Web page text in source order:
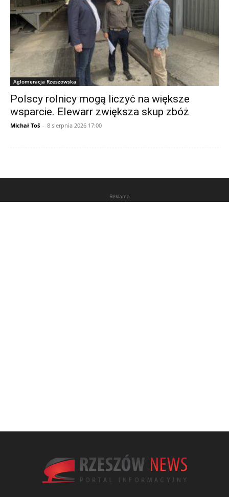
Aglomeracja Rzeszowska
Polscy rolnicy mogą liczyć na większe
wsparcie. Elewarr zwiększa skup zbóż
Michał Toś - 8 sierpnia 2026 17:00
Reklama